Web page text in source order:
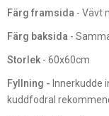
Färg framsida - Vävt
Färg baksida -
Storlek - 60x60cm
Fyllning - Innerkudde
kuddfodral